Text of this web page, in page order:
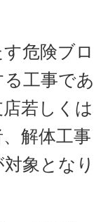
危険ブロ
工事であ
若しくは
解体工事
象となり